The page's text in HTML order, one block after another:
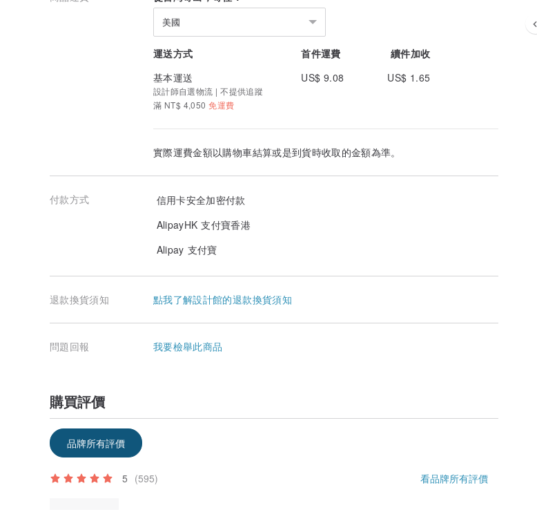
美國
運送方式 首件運費
續件加收
基本運送
US$ 9.08 US$ 1.65
設計師自選物流 | 不提供追蹤
滿 NT$ 4,050免運費
實際運費金額以購物車結算或是到貨時收取的金額為準。
付款方式
信用卡安全加密付款
AlipayHK 支付寶香港
Alipay 支付寶
退款換貨須知 點我了解設計館的退款換貨須知
問題回報 我要檢舉此商品
購買評價
部分評價不是中文-繁體，需要為你自動翻譯嗎？
翻譯成中文-繁體